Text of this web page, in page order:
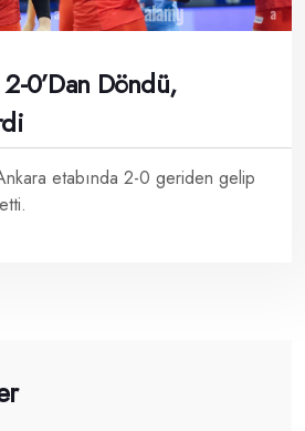
0’dan Döndü,
etabında 2-0 geriden gelip